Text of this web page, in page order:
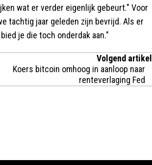
wat er verder eigenlijk gebeurt." Voor
tachtig jaar geleden zijn bevrijd. Als er
je die toch onderdak aan."
Volgend artikel
Koers bitcoin omhoog in aanloop naar
renteverlaging Fed